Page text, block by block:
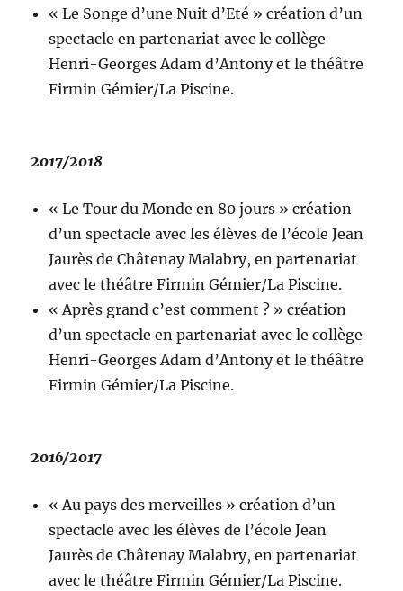
« Le Songe d’une Nuit d’Eté » création d’un
spectacle en partenariat avec le collège
Henri-Georges Adam d’Antony et le théâtre
Firmin Gémier/La Piscine.
2017/2018
« Le Tour du Monde en 80 jours » création
d’un spectacle avec les élèves de l’école Jean
Jaurès de Châtenay Malabry, en partenariat
avec le théâtre Firmin Gémier/La Piscine.
« Après grand c’est comment ? » création
d’un spectacle en partenariat avec le collège
Henri-Georges Adam d’Antony et le théâtre
Firmin Gémier/La Piscine.
2016/2017
« Au pays des merveilles » création d’un
spectacle avec les élèves de l’école Jean
Jaurès de Châtenay Malabry, en partenariat
avec le théâtre Firmin Gémier/La Piscine.